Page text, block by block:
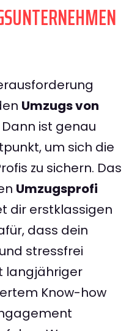
Umzugs von
Dann ist genau
um sich die
zu sichern. Das
Umzugsprofi
dir erstklassigen
dass dein
stressfrei
langjähriger
Know-how